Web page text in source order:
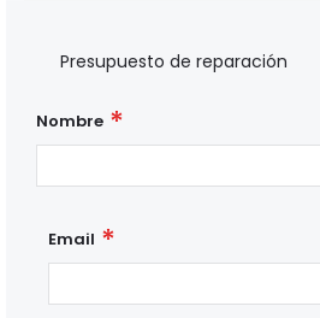
Presupuesto de reparación
Nombre
Email